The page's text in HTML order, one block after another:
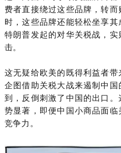
费者直接绕过这些品牌，转
时，这些品牌还能轻松坐享其
特朗普发起的对华关税战，
击。
这无疑给欧美的既得利益者
企图借助关税大战来遏制中
到，反倒刺激了中国的出口
势显著，即便中国小商品面
竞争力。